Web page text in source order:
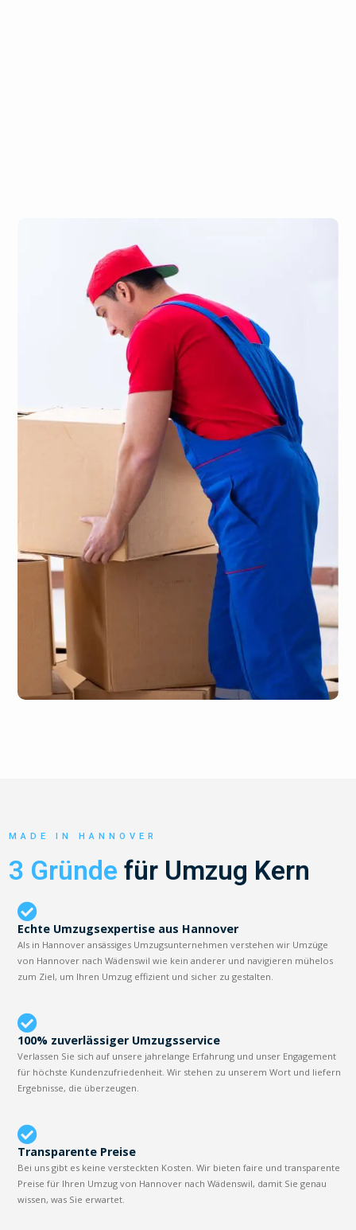
MADE IN HANNOVER
3 Gründe für Umzug Kern
Echte Umzugsexpertise aus Hannover
Als in Hannover ansässiges Umzugsunternehmen verstehen wir Umzüge
von Hannover nach Wädenswil wie kein anderer und navigieren mühelos
zum Ziel, um Ihren Umzug effizient und sicher zu gestalten.
100% zuverlässiger Umzugsservice
Verlassen Sie sich auf unsere jahrelange Erfahrung und unser Engagement
für höchste Kundenzufriedenheit. Wir stehen zu unserem Wort und liefern
Ergebnisse, die überzeugen.
Transparente Preise
Bei uns gibt es keine versteckten Kosten. Wir bieten faire und transparente
Preise für Ihren Umzug von Hannover nach Wädenswil, damit Sie genau
wissen, was Sie erwartet.